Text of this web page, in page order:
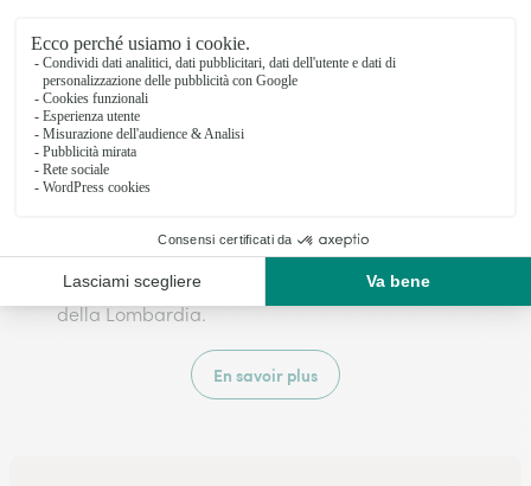
Consegna fiori a Castiglione d’Adda
Nel cuore della provincia di Lodi, Castiglione
d’Adda si distingue per il suo caratteristico
centro storico dominato dalla Chiesa di San
Bernardino. Questo borgo lombardo, affacciato
antiche mura e il castello medievale, testimoni
di una ricca storia che si intreccia con quella
della Lombardia.
En savoir plus